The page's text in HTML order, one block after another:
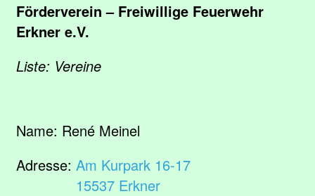
Förderverein – Freiwillige Feuerwehr
Erkner e.V.
Liste: Vereine
Name: René Meinel
Adresse: Am Kurpark 16-17
15537 Erkner